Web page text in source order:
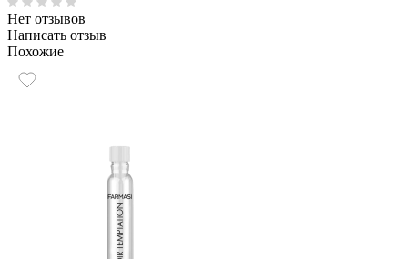
Нет отзывов
Написать отзыв
Похожие